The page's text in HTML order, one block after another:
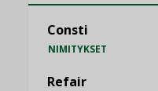
Consti
NIMITYKSET
Refair